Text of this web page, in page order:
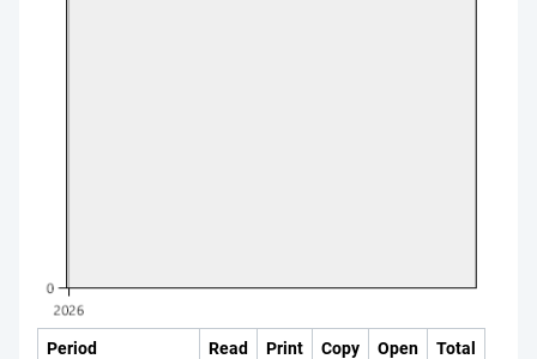
Period Read Print Copy Open Total